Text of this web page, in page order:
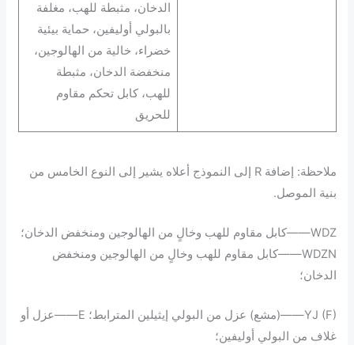
الدخان، مثبطة للهب، مغلفة
بالبولي أوليفين، حماية بيئية
خضراء، خالية من الهالوجين،
منخفضة الدخان، مثبطة
للهب، كابل تحكم مقاوم
للحريق
ملاحظة: إضافة R إلى النموذج أعلاه يشير إلى النوع الخامس من
بنية الموصل.
WDZ——كابل مقاوم للهب وخالٍ من الهالوجين ومنخفض الدخان؛
WDZN——كابل مقاوم للهب وخالٍ من الهالوجين ومنخفض
الدخان؛
YJ (F)——(مشع) عزل من البولي إيثيلين المترابط؛ E——عزل أو
غلاف من البولي أوليفين؛